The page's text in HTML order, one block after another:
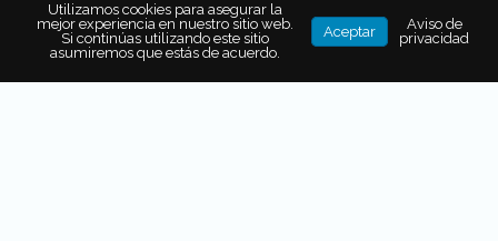
planta. Entre los estados líderes en la producción de esta
fruta se encuentranJalisco, Nayarit, Colima, Morelos,
Chiapas, Yucatán y Campeche.
Utilizamos cookies para asegurar la
mejor experiencia en nuestro sitio web.
Si continúas utilizando este sitio
asumiremos que estás de acuerdo.
Aceptar
Aviso de
privacidad